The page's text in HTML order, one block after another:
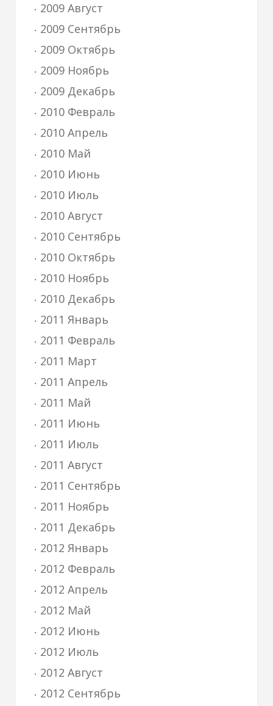
2009 Август
2009 Сентябрь
2009 Октябрь
2009 Ноябрь
2009 Декабрь
2010 Февраль
2010 Апрель
2010 Май
2010 Июнь
2010 Июль
2010 Август
2010 Сентябрь
2010 Октябрь
2010 Ноябрь
2010 Декабрь
2011 Январь
2011 Февраль
2011 Март
2011 Апрель
2011 Май
2011 Июнь
2011 Июль
2011 Август
2011 Сентябрь
2011 Ноябрь
2011 Декабрь
2012 Январь
2012 Февраль
2012 Апрель
2012 Май
2012 Июнь
2012 Июль
2012 Август
2012 Сентябрь